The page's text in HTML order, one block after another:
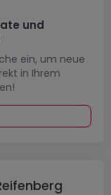
und
ein, um neue
in Ihrem